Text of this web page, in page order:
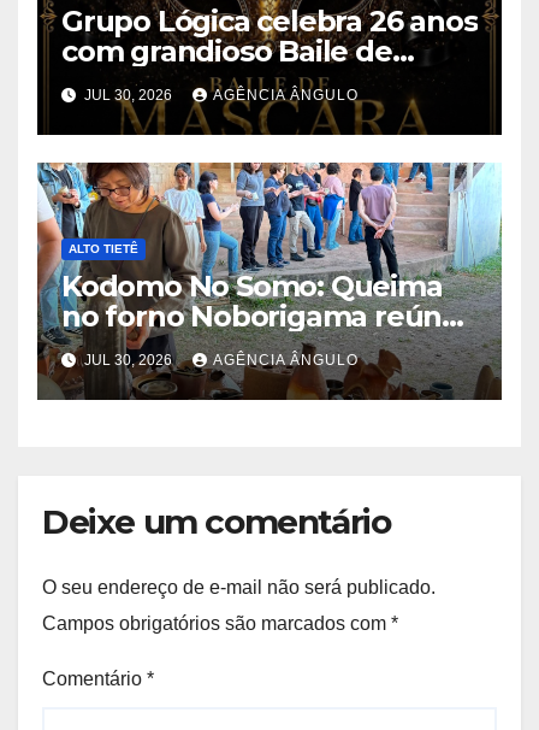
Grupo Lógica celebra 26 anos
com grandioso Baile de
Máscaras em Suzano
JUL 30, 2026 AGÊNCIA ÂNGULO
ALTO TIETÊ
Kodomo No Somo: Queima
no forno Noborigama reúne
trabalhos de 35 ceramistas
JUL 30, 2026 AGÊNCIA ÂNGULO
Deixe um comentário
O seu endereço de e-mail não será publicado.
Campos obrigatórios são marcados com *
Comentário *